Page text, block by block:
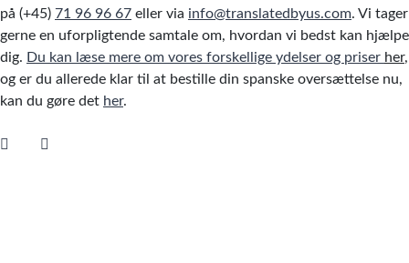
på (+45) 71 96 96 67 eller via info@translatedbyus.com. Vi tager
gerne en uforpligtende samtale om, hvordan vi bedst kan hjælpe
dig. Du kan læse mere om vores forskellige ydelser og priser her,
og er du allerede klar til at bestille din spanske oversættelse nu,
kan du gøre det her.